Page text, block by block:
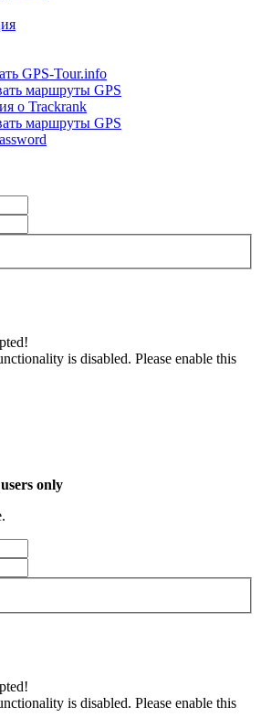
GPS-Tour.info
маршруты GPS
о Trackrank
маршруты GPS
is disabled. Please enable this
only
is disabled. Please enable this